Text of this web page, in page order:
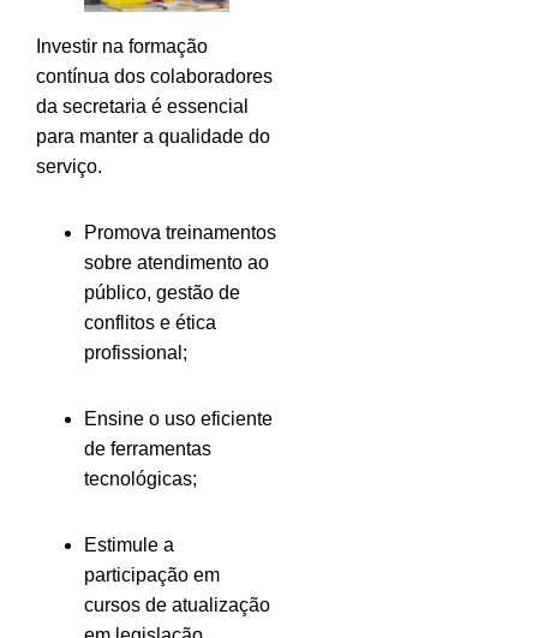
Investir na formação
contínua dos colaboradores
da secretaria é essencial
para manter a qualidade do
serviço.
Promova treinamentos
sobre atendimento ao
público, gestão de
conflitos e ética
profissional;
Ensine o uso eficiente
de ferramentas
tecnológicas;
Estimule a
participação em
cursos de atualização